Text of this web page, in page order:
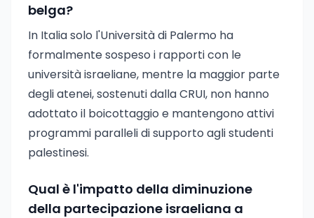
belga?
In Italia solo l'Università di Palermo ha
formalmente sospeso i rapporti con le
università israeliane, mentre la maggior parte
degli atenei, sostenuti dalla CRUI, non hanno
adottato il boicottaggio e mantengono attivi
programmi paralleli di supporto agli studenti
palestinesi.
Qual è l'impatto della diminuzione
della partecipazione israeliana a